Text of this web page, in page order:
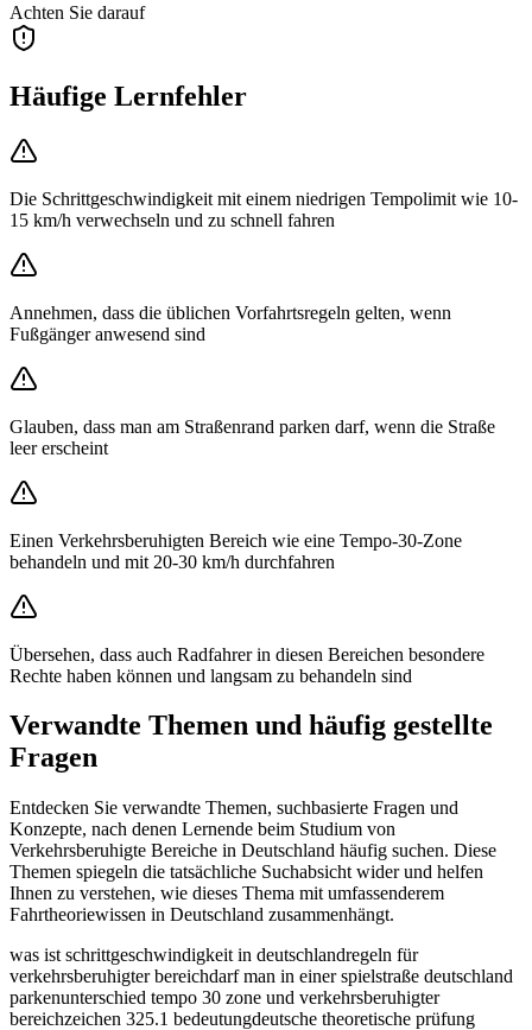
Achten Sie darauf
Häufige Lernfehler
Die Schrittgeschwindigkeit mit einem niedrigen Tempolimit wie 10-
15 km/h verwechseln und zu schnell fahren
Annehmen, dass die üblichen Vorfahrtsregeln gelten, wenn
Fußgänger anwesend sind
Glauben, dass man am Straßenrand parken darf, wenn die Straße
leer erscheint
Einen Verkehrsberuhigten Bereich wie eine Tempo-30-Zone
behandeln und mit 20-30 km/h durchfahren
Übersehen, dass auch Radfahrer in diesen Bereichen besondere
Rechte haben können und langsam zu behandeln sind
Verwandte Themen und häufig gestellte
Fragen
Entdecken Sie verwandte Themen, suchbasierte Fragen und
Konzepte, nach denen Lernende beim Studium von
Verkehrsberuhigte Bereiche in Deutschland häufig suchen. Diese
Themen spiegeln die tatsächliche Suchabsicht wider und helfen
Ihnen zu verstehen, wie dieses Thema mit umfassenderem
Fahrtheoriewissen in Deutschland zusammenhängt.
was ist schrittgeschwindigkeit in deutschlandregeln für
verkehrsberuhigter bereichdarf man in einer spielstraße deutschland
parkenunterschied tempo 30 zone und verkehrsberuhigter
bereichzeichen 325.1 bedeutungdeutsche theoretische prüfung